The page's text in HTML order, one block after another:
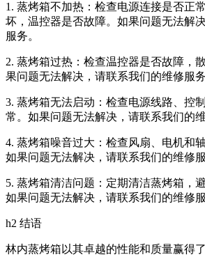
1. 蒸烤箱不加热：检查电源连接是否正
坏，温控器是否故障。如果问题无法解
服务。
2. 蒸烤箱过热：检查温控器是否故障，
果问题无法解决，请联系我们的维修服务
3. 蒸烤箱无法启动：检查电源线路、控
常。如果问题无法解决，请联系我们的维
4. 蒸烤箱噪音过大：检查风扇、电机和
如果问题无法解决，请联系我们的维修服
5. 蒸烤箱清洁问题：定期清洁蒸烤箱，
如果问题无法解决，请联系我们的维修服
h2 结语
林内蒸烤箱以其卓越的性能和质量赢得